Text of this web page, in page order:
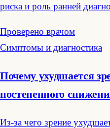
риска и роль ранней
Проверено врачом
Симптомы и диагностика
Почему ухудшается
постепенного
Из-за чего зрение